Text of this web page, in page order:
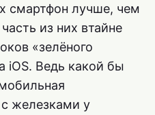
смартфон лучше, чем
из них втайне
«зелёного
iOS. Ведь какой бы
железками у